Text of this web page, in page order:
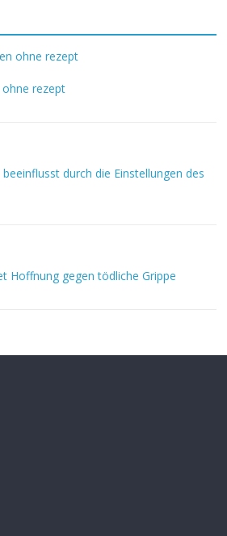
rezept
durch die Einstellungen des
Hoffnung gegen tödliche Grippe